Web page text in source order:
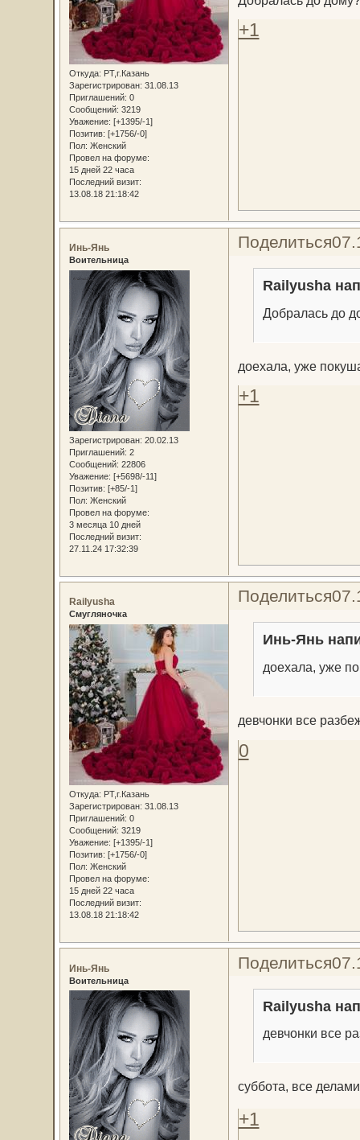
Откуда: РТ,г.Казань
Зарегистрирован: 31.08.13
Приглашений: 0
Сообщений: 3219
Уважение: [+1395/-1]
Позитив: [+1756/-0]
Пол: Женский
Провел на форуме:
15 дней 22 часа
Последний визит:
13.08.18 21:18:42
+1
Поделиться
Инь-Янь
Воительница
Зарегистрирован: 20.02.13
Приглашений: 2
Сообщений: 22806
Уважение: [+5698/-11]
Позитив: [+85/-1]
Пол: Женский
Провел на форуме:
3 месяца 10 дней
Последний визит:
27.11.24 17:32:39
Railyusha
Добралась до
доехала, уже
+1
Поделиться
Railyusha
Смугляночка
Откуда: РТ,г.Казань
Зарегистрирован: 31.08.13
Приглашений: 0
Сообщений: 3219
Уважение: [+1395/-1]
Позитив: [+1756/-0]
Пол: Женский
Провел на форуме:
15 дней 22 часа
Последний визит:
13.08.18 21:18:42
Инь-Янь
доехала, уже
девчонки все
0
Поделиться
Инь-Янь
Воительница
Railyusha
девчонки все
суббота, все
+1